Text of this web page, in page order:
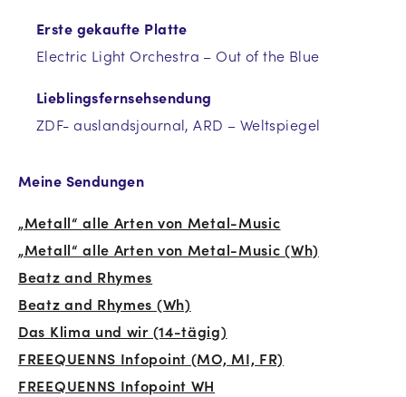
Erste gekaufte Platte
Electric Light Orchestra – Out of the Blue
Lieblingsfernsehsendung
ZDF- auslandsjournal, ARD – Weltspiegel
Meine Sendungen
„Metall“ alle Arten von Metal-Music
„Metall“ alle Arten von Metal-Music (Wh)
Beatz and Rhymes
Beatz and Rhymes (Wh)
Das Klima und wir (14-tägig)
FREEQUENNS Infopoint (MO, MI, FR)
FREEQUENNS Infopoint WH